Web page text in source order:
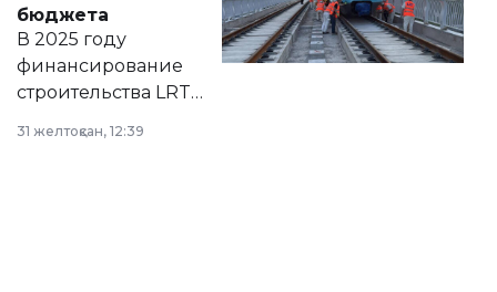
на сайте маслихат
города.
бюджета
В 2025 году
финансирование
строительства LRT
республиканского
31 желтоқсан, 12:39